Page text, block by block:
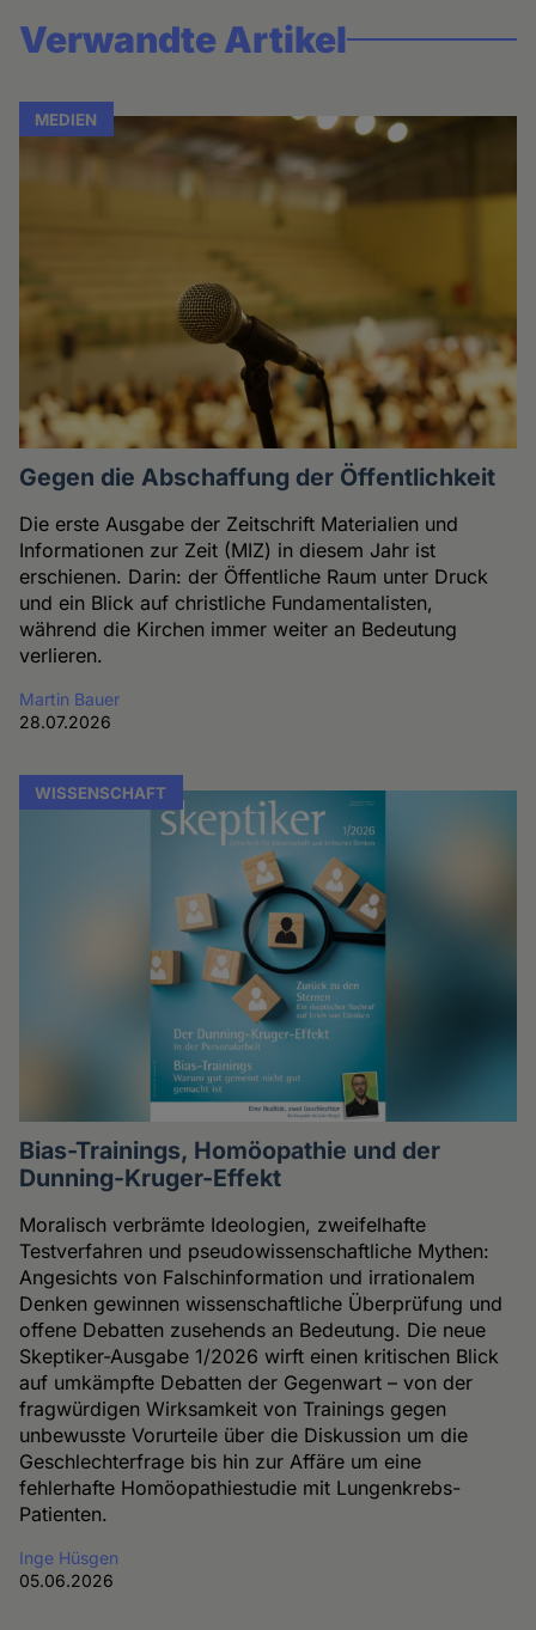
Verwandte Artikel
MEDIEN
Gegen die Abschaffung der Öffentlichkeit
Die erste Ausgabe der Zeitschrift Materialien und
Informationen zur Zeit (MIZ) in diesem Jahr ist
erschienen. Darin: der Öffentliche Raum unter Druck
und ein Blick auf christliche Fundamentalisten,
während die Kirchen immer weiter an Bedeutung
verlieren.
Martin Bauer
28.07.2026
WISSENSCHAFT
Bias-Trainings, Homöopathie und der
Dunning-Kruger-Effekt
Moralisch verbrämte Ideologien, zweifelhafte
Testverfahren und pseudowissenschaftliche Mythen:
Angesichts von Falschinformation und irrationalem
Denken gewinnen wissenschaftliche Überprüfung und
offene Debatten zusehends an Bedeutung. Die neue
Skeptiker-Ausgabe 1/2026 wirft einen kritischen Blick
auf umkämpfte Debatten der Gegenwart – von der
fragwürdigen Wirksamkeit von Trainings gegen
unbewusste Vorurteile über die Diskussion um die
Geschlechterfrage bis hin zur Affäre um eine
fehlerhafte Homöopathiestudie mit Lungenkrebs-
Patienten.
Inge Hüsgen
05.06.2026